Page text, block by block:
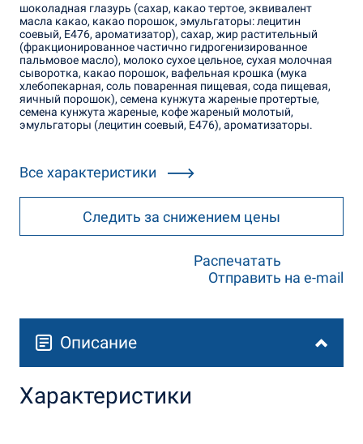
шоколадная глазурь (сахар, какао тертое, эквивалент
масла какао, какао порошок, эмульгаторы: лецитин
соевый, Е476, ароматизатор), сахар, жир растительный
(фракционированное частично гидрогенизированное
пальмовое масло), молоко сухое цельное, сухая молочная
сыворотка, какао порошок, вафельная крошка (мука
хлебопекарная, соль поваренная пищевая, сода пищевая,
яичный порошок), семена кунжута жареные протертые,
семена кунжута жареные, кофе жареный молотый,
эмульгаторы (лецитин соевый, Е476), ароматизаторы.
Все характеристики
Следить за снижением цены
Распечатать
Отправить на e-mail
Описание
Характеристики